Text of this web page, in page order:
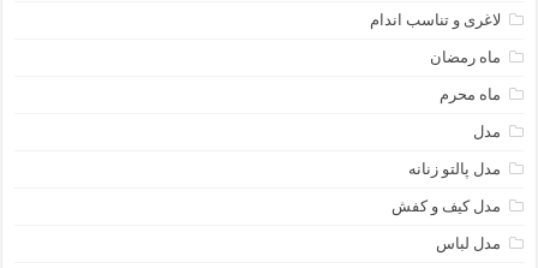
لاغری و تناسب اندام
ماه رمضان
ماه محرم
مدل
مدل پالتو زنانه
مدل کیف و کفش
مدل لباس